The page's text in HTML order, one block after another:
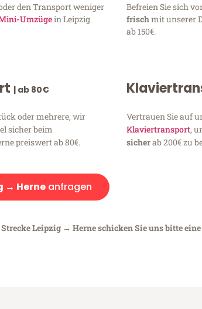
den Transport weniger
Umzügein Leipzig
Befreien Sie sich
frischmit unserer
ab 150€.
| ab 80€
oder mehrere, wir
sicher beim
preiswert ab 80€.
Vertrauen Sie auf
Klaviertransport,
sicherab 200€ zu
→ Herneanfragen
Leipzig → Herne schicken Sie uns bitte eine